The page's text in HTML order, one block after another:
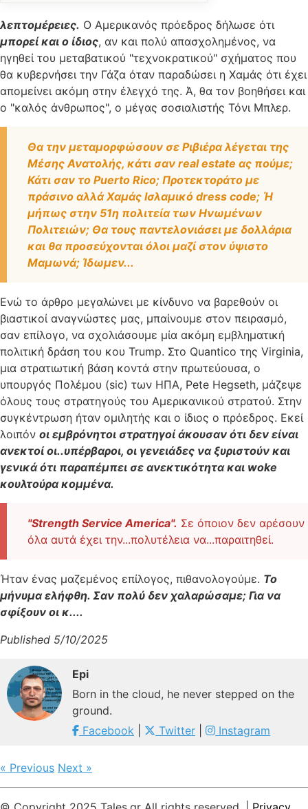
λεπτομέρειες. Ο Αμερικανός πρόεδρος δήλωσε ότι
μπορεί και ο ίδιος, αν και πολύ απασχολημένος, να
ηγηθεί του μεταβατικού "τεχνοκρατικού" σχήματος που
θα κυβερνήσει την Γάζα όταν παραδώσει η Χαμάς ότι έχει
απομείνει ακόμη στην έλεγχό της. Ά, θα τον βοηθήσει και
ο "καλός άνθρωπος", ο μέγας σοσιαλιστής Τόνι Μπλερ.
Θα την μεταμορφώσουν σε Ριβιέρα λέγεται της
Μέσης Ανατολής, κάτι σαν real estate ας πούμε;
Κάτι σαν το Puerto Rico; Προτεκτοράτο με
πράσινο αλλά Χαμάς Ισλαμικό dress code; Ή
μήπως στην 51η πολιτεία των Ηνωμένων
Πολιτειών; Θα τους παντελονιάσει με δολλάρια
και θα προσεύχονται όλοι μαζί στον ύψιστο
Μαμωνά; Ίδωμεν...
Ενώ το άρθρο μεγαλώνει με κίνδυνο να βαρεθούν οι
βιαστικοί αναγνώστες μας, μπαίνουμε στον πειρασμό,
σαν επίλογο, να σχολιάσουμε μία ακόμη εμβληματική
πολιτική δράση του κου Trump. Στο Quantico της Virginia,
μια στρατιωτική βάση κοντά στην πρωτεύουσα, ο
υπουργός Πολέμου (sic) των ΗΠΑ, Pete Hegseth, μάζεψε
όλους τους στρατηγούς του Αμερικανικού στρατού. Στην
συγκέντρωση ήταν ομιλητής και ο ίδιος ο πρόεδρος. Εκεί
λοιπόν οι εμβρόνητοι στρατηγοί άκουσαν ότι δεν είναι
ανεκτοί οι..υπέρβαροι, οι γενειάδες να ξυριστούν και
γενικά ότι παραπέμπει σε ανεκτικότητα και woke
κουλτούρα κομμένα.
"Strength Service America". Σε όποιον δεν αρέσουν
όλα αυτά έχει την...πολυτέλεια να...παραιτηθεί.
Ήταν ένας μαζεμένος επίλογος, πιθανολογούμε. Το
μήνυμα ελήφθη. Σαν πολύ δεν χαλαρώσαμε; Για να
σφίξουν οι κ....
Published 5/10/2025
Epi
Born in the cloud, he never stepped on the
ground.
Facebook
Twitter Instagram
« Previous Next »